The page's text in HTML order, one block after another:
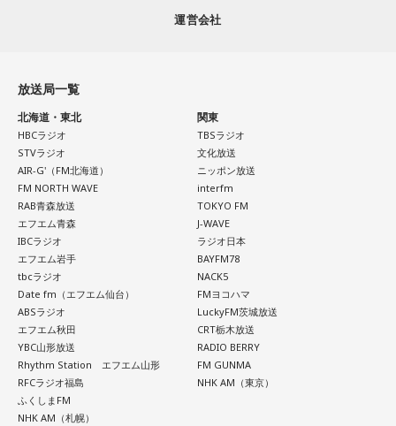
運営会社
放送局一覧
北海道・東北
HBCラジオ
STVラジオ
AIR-G'（FM北海道）
FM NORTH WAVE
RAB青森放送
エフエム青森
IBCラジオ
エフエム岩手
tbcラジオ
Date fm（エフエム仙台）
ABSラジオ
エフエム秋田
YBC山形放送
Rhythm Station エフエム山形
RFCラジオ福島
ふくしまFM
NHK AM（札幌）
関東
TBSラジオ
文化放送
ニッポン放送
interfm
TOKYO FM
J-WAVE
ラジオ日本
BAYFM78
NACK5
FMヨコハマ
LuckyFM茨城放送
CRT栃木放送
RADIO BERRY
FM GUNMA
NHK AM（東京）